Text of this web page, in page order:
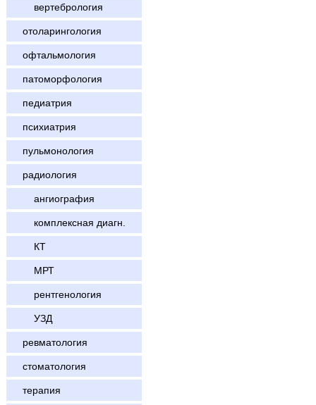
вертебрология
отоларингология
офтальмология
патоморфология
педиатрия
психиатрия
пульмонология
радиология
ангиография
комплексная диагн.
КТ
МРТ
рентгенология
УЗД
ревматология
стоматология
терапия